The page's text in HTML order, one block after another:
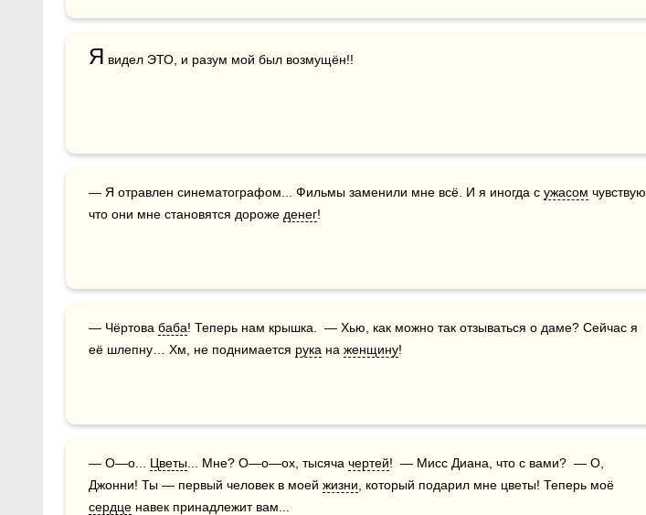
Я видел ЭТО, и разум мой был возмущён!!
— Я отравлен синематографом... Фильмы заменили мне всё. И я иногда с ужасом чувствую
что они мне становятся дороже денег!
— Чёртова баба! Теперь нам крышка.  — Хью, как можно так отзываться о даме? Сейчас я
её шлепну… Хм, не поднимается рука на женщину!
— О—о... Цветы ... Мне? О—о—ох, тысяча чертей!  — Мисс Диана, что с вами?  — О,
Джонни! Ты — первый человек в моей жизни
сердце навек принадлежит вам...